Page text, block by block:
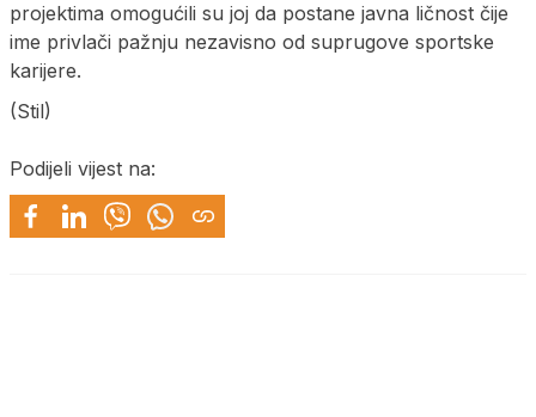
projektima omogućili su joj da postane javna ličnost čije
ime privlači pažnju nezavisno od suprugove sportske
karijere.
(Stil)
Podijeli vijest na: